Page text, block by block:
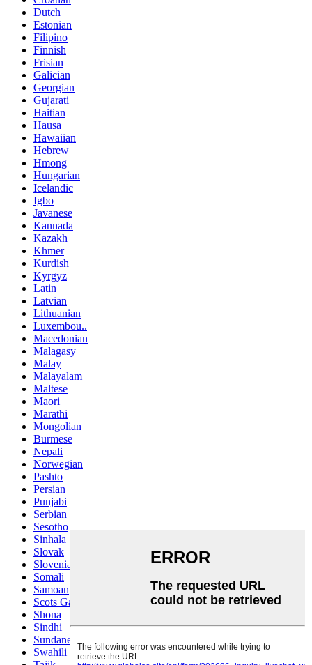
Dutch
Estonian
Filipino
Finnish
Frisian
Galician
Georgian
Gujarati
Haitian
Hausa
Hawaiian
Hebrew
Hmong
Hungarian
Icelandic
Igbo
Javanese
Kannada
Kazakh
Khmer
Kurdish
Kyrgyz
Latin
Latvian
Lithuanian
Luxembou..
Macedonian
Malagasy
Malay
Malayalam
Maltese
Maori
Marathi
Mongolian
Burmese
Nepali
Norwegian
Pashto
Persian
Punjabi
Serbian
Sesotho
Sinhala
Slovak
Slovenian
Somali
Samoan
Scots Gaelic
Shona
Sindhi
Sundanese
Swahili